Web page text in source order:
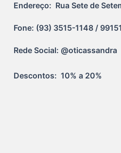
Endereço:  Rua Sete de
Fone: (93) 3515-1148 /
Rede Social: @oticassandra
Descontos:  10% a 20%